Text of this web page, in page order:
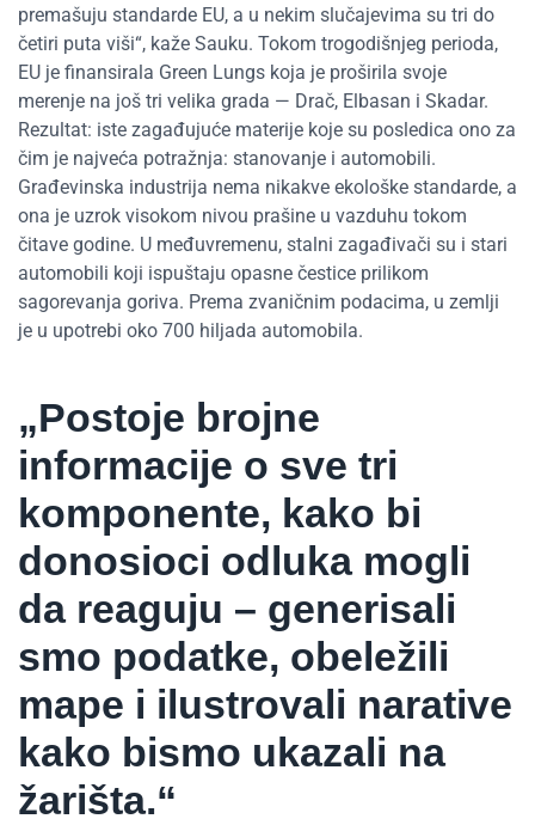
premašuju standarde EU, a u nekim slučajevima su tri do
četiri puta viši“, kaže Sauku. Tokom trogodišnjeg perioda,
EU je finansirala Green Lungs koja je proširila svoje
merenje na još tri velika grada — Drač, Elbasan i Skadar.
Rezultat: iste zagađujuće materije koje su posledica ono za
čim je najveća potražnja: stanovanje i automobili.
Građevinska industrija nema nikakve ekološke standarde, a
ona je uzrok visokom nivou prašine u vazduhu tokom
čitave godine. U međuvremenu, stalni zagađivači su i stari
automobili koji ispuštaju opasne čestice prilikom
sagorevanja goriva. Prema zvaničnim podacima, u zemlji
je u upotrebi oko 700 hiljada automobila.
„Postoje brojne
informacije o sve tri
komponente, kako bi
donosioci odluka mogli
da reaguju – generisali
smo podatke, obeležili
mape i ilustrovali narative
kako bismo ukazali na
žarišta.“